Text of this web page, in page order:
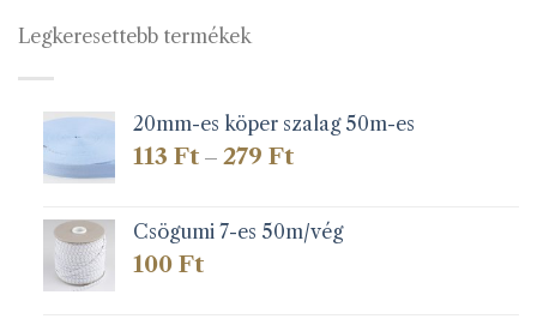
Legkeresettebb termékek
20mm-es köper szalag 50m-es
113 Ft – 279 FtÁrtartomány:
279 Ft
Csögumi 7-es 50m/vég
100 Ft